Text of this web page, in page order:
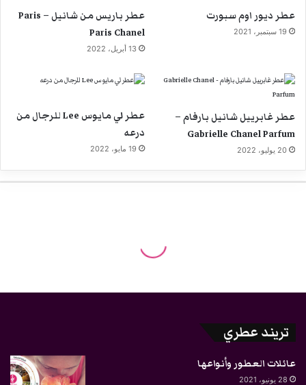
عطر ديور اوم سبورت
19 سبتمبر، 2021
عطر باريس من شانيل Paris –
Paris Chanel
13 أبريل، 2022
عطر غابرييل شانيل بارفام –
Gabrielle Chanel Parfum
20 يوليو، 2022
عطر لي مايوس Lee للرجال من
درعه
19 مايو، 2022
تريند عطري
عائلات العطور وأنواعها
28 يونيو، 2021